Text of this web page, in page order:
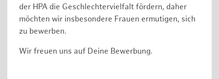
der HPA die Geschlechtervielfalt fördern, daher
möchten wir insbesondere Frauen ermutigen, sich
zu bewerben.
Wir freuen uns auf Deine Bewerbung.